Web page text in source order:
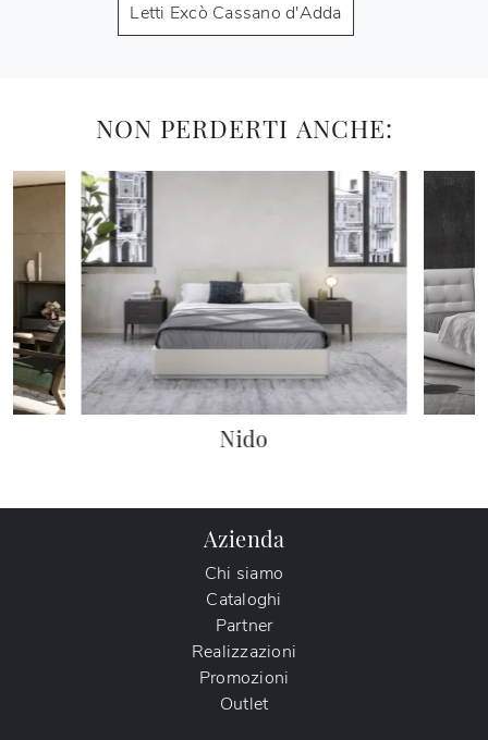
Letti Excò Cassano d'Adda
NON PERDERTI ANCHE:
Nido
Azienda
Chi siamo
Cataloghi
Partner
Realizzazioni
Promozioni
Outlet